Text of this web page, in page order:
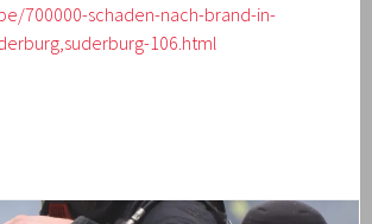
700000-schaden-nach-brand-in-
106.html